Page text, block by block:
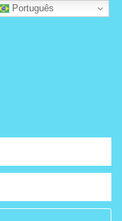
Português